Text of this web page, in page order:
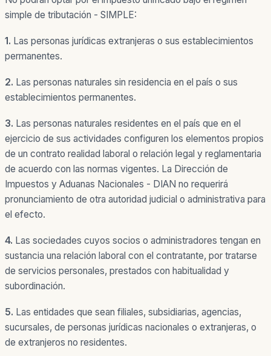
simple de tributación - SIMPLE:
1. Las personas jurídicas extranjeras o sus establecimientos
permanentes.
2. Las personas naturales sin residencia en el país o sus
establecimientos permanentes.
3. Las personas naturales residentes en el país que en el
ejercicio de sus actividades configuren los elementos propios
de un contrato realidad laboral o relación legal y reglamentaria
de acuerdo con las normas vigentes. La Dirección de
Impuestos y Aduanas Nacionales - DIAN no requerirá
pronunciamiento de otra autoridad judicial o administrativa para
el efecto.
4. Las sociedades cuyos socios o administradores tengan en
sustancia una relación laboral con el contratante, por tratarse
de servicios personales, prestados con habitualidad y
subordinación.
5. Las entidades que sean filiales, subsidiarias, agencias,
sucursales, de personas jurídicas nacionales o extranjeras, o
de extranjeros no residentes.